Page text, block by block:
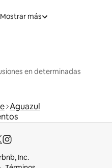
Mostrar más
en determinadas
Aguazul
Inc.